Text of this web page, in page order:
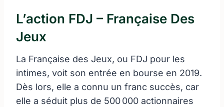
L’action FDJ – Française Des
Jeux
La Française des Jeux, ou FDJ pour les
intimes, voit son entrée en bourse en 2019.
Dès lors, elle a connu un franc succès, car
elle a séduit plus de 500 000 actionnaires